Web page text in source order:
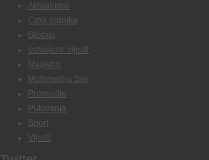
Aktuelnosti
Crna hronika
Globus
Izdvojene vijesti
Magazin
Multimedija Sve
Promocije
Putovanja
Sport
Vijesti